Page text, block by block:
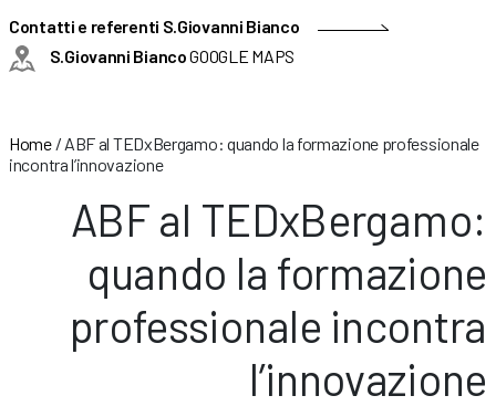
Contatti e referenti S.Giovanni Bianco
S.Giovanni BiancoGOOGLE MAPS
Home/ ABF al TEDxBergamo: quando la formazione professionale
incontra l’innovazione
ABF al TEDxBergamo:
quando la formazione
professionale incontra
l’innovazione